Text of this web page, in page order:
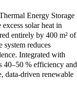
Energy Storage
solar heat in
entirely by 400 m² of
system reduces
Integrated with
% efficiency and
data-driven renewable